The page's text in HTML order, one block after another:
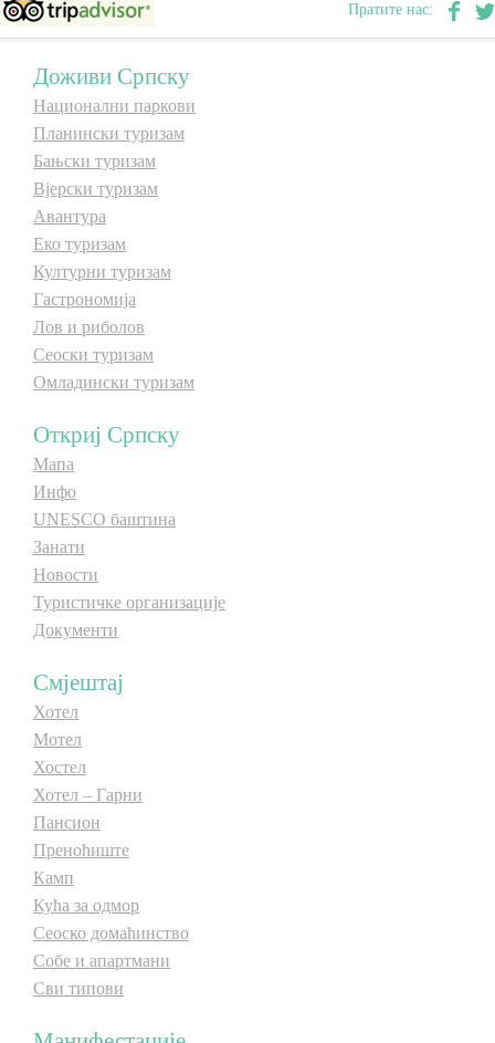
Пратите нас:
Доживи Српску
Национални паркови
Планински туризам
Бањски туризам
Вјерски туризам
Авантура
Еко туризам
Културни туризам
Гастрономија
Лов и риболов
Сеоски туризам
Омладински туризам
Откриј Српску
Мапа
Инфо
UNESCO баштина
Занати
Новости
Туристичке организације
Документи
Смјештај
Хотел
Мотел
Хостел
Хотел – Гарни
Пансион
Преноћиште
Камп
Кућа за одмор
Сеоско домаћинство
Собе и апартмани
Сви типови